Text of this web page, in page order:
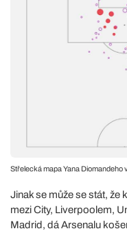
Střelecká mapa Yana
Jinak se může se stát, že
mezi City, Liverpoolem,
Madrid, dá Arsenalu